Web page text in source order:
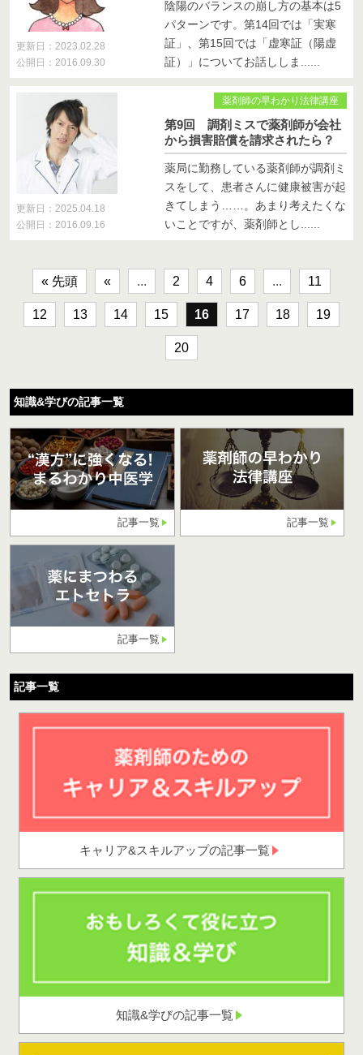
更新日：2023.02.28
公開日：2016.09.30
陰陽のバランスの崩し方の基本は5
パターンです。第14回では「実寒
証」、第15回では「虚寒証（陽虚
証）」についてお話ししま......
更新日：2025.04.18
公開日：2016.09.16
薬剤師の早わかり法律講座
第9回 調剤ミスで薬剤師が会社
から損害賠償を請求されたら？
薬局に勤務している薬剤師が調剤ミ
スをして、患者さんに健康被害が起
きてしまう……。あまり考えたくな
いことですが、薬剤師とし......
« 先頭 « ... 2 4 6 ... 11
12 13 14 15 16 17 18 19
20
知識&学びの記事一覧
記事一覧 記事一覧
記事一覧
記事一覧
キャリア&スキルアップの記事一覧
知識&学びの記事一覧